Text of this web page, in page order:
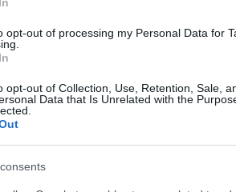
opt-out of processing my Personal Data for
opt-out of Collection, Use, Retention, Sale,
Data that Is Unrelated with the